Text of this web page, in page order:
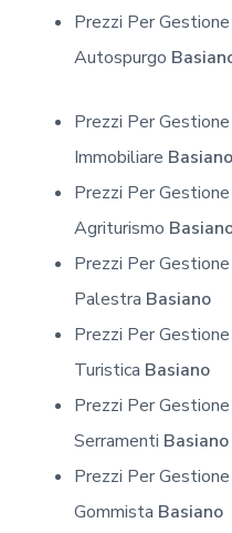
Prezzi Per
Autospurgo
Prezzi Per
Immobiliare Basiano
Prezzi Per
Agriturismo
Prezzi Per
Palestra Basiano
Prezzi Per
Turistica Basiano
Prezzi Per
Serramenti Basiano
Prezzi Per
Gommista Basiano